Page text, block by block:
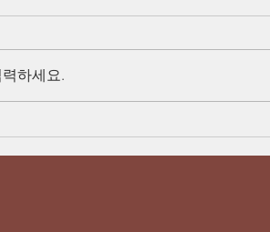
반환기준 제18조 제3항 관련)
하세요.